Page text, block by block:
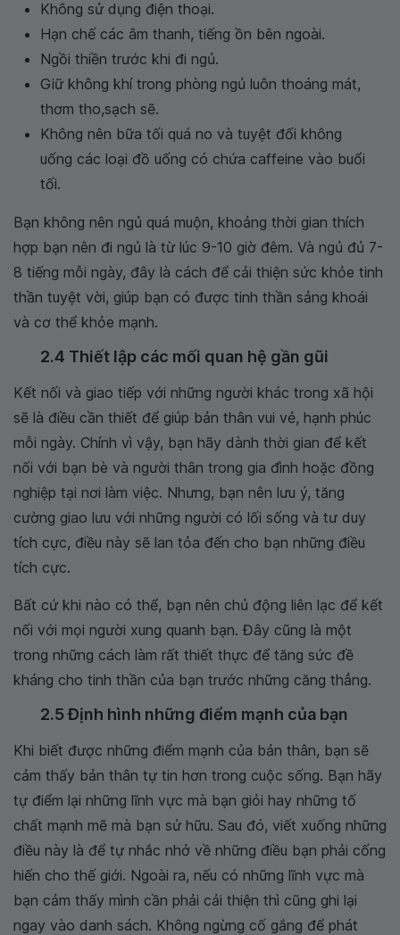
Không sử dụng điện thoại.
Hạn chế các âm thanh, tiếng ồn bên ngoài.
Ngồi thiền trước khi đi ngủ.
Giữ không khí trong phòng ngủ luôn thoáng mát,
thơm tho,sạch sẽ.
Không nên bữa tối quá no và tuyệt đối không
uống các loại đồ uống có chứa caffeine vào buổi
tối.
Bạn không nên ngủ quá muộn, khoảng thời gian thích
hợp bạn nên đi ngủ là từ lúc 9-10 giờ đêm. Và ngủ đủ 7-
8 tiếng mỗi ngày, đây là cách để cải thiện sức khỏe tinh
thần tuyệt vời, giúp bạn có được tinh thần sảng khoái
và cơ thể khỏe mạnh.
2.4 Thiết lập các mối quan hệ gần gũi
Kết nối và giao tiếp với những người khác trong xã hội
sẽ là điều cần thiết để giúp bản thân vui vẻ, hạnh phúc
mỗi ngày. Chính vì vậy, bạn hãy dành thời gian để kết
nối với bạn bè và người thân trong gia đình hoặc đồng
nghiệp tại nơi làm việc. Nhưng, bạn nên lưu ý, tăng
cường giao lưu với những người có lối sống và tư duy
tích cực, điều này sẽ lan tỏa đến cho bạn những điều
tích cực.
Bất cứ khi nào có thể, bạn nên chủ động liên lạc để kết
nối với mọi người xung quanh bạn. Đây cũng là một
trong những cách làm rất thiết thực để tăng sức đề
kháng cho tinh thần của bạn trước những căng thẳng.
2.5 Định hình những điểm mạnh của bạn
Khi biết được những điểm mạnh của bản thân, bạn sẽ
cảm thấy bản thân tự tin hơn trong cuộc sống. Bạn hãy
tự điểm lại những lĩnh vực mà bạn giỏi hay những tố
chất mạnh mẽ mà bạn sử hữu. Sau đó, viết xuống những
điều này là để tự nhắc nhở về những điều bạn phải cống
hiến cho thế giới. Ngoài ra, nếu có những lĩnh vực mà
bạn cảm thấy mình cần phải cải thiện thì cũng ghi lại
ngay vào danh sách. Không ngừng cố gắng để phát